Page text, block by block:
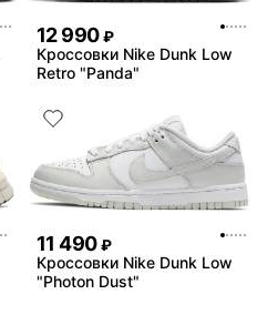
12 990 ₽
Кроссовки Nike Dunk Low
Retro "Panda"
11 490 ₽
Кроссовки Nike Dunk Low
"Photon Dust"